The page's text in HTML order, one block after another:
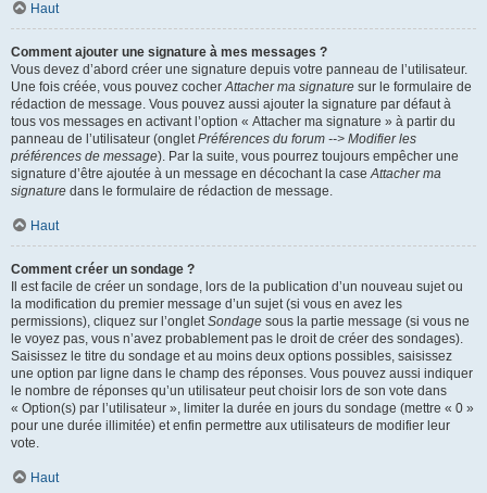
Haut
Comment ajouter une signature à mes messages ?
Vous devez d’abord créer une signature depuis votre panneau de l’utilisateur.
Une fois créée, vous pouvez cocherAttacher ma signature sur le formulaire de
rédaction de message. Vous pouvez aussi ajouter la signature par défaut à
tous vos messages en activant l’option « Attacher ma signature » à partir du
panneau de l’utilisateur (ongletPréférences du forum --> Modifier les
préférences de message). Par la suite, vous pourrez toujours empêcher une
signature d’être ajoutée à un message en décochant la caseAttacher ma
signature dans le formulaire de rédaction de message.
Haut
Comment créer un sondage ?
Il est facile de créer un sondage, lors de la publication d’un nouveau sujet ou
la modification du premier message d’un sujet (si vous en avez les
permissions), cliquez sur l’ongletSondage sous la partie message (si vous ne
le voyez pas, vous n’avez probablement pas le droit de créer des sondages).
Saisissez le titre du sondage et au moins deux options possibles, saisissez
une option par ligne dans le champ des réponses. Vous pouvez aussi indiquer
le nombre de réponses qu’un utilisateur peut choisir lors de son vote dans
« Option(s) par l’utilisateur », limiter la durée en jours du sondage (mettre « 0 »
pour une durée illimitée) et enfin permettre aux utilisateurs de modifier leur
vote.
Haut